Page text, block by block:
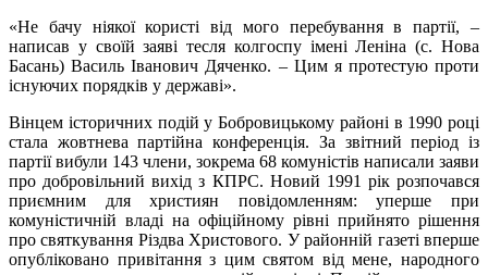
«Не бачу ніякої користі від мого перебування в партії, –
написав у своїй заяві тесля колгоспу імені Леніна (с. Нова
Басань) Василь Іванович Дяченко. – Цим я протестую проти
існуючих порядків у державі».
Вінцем історичних подій у Бобровицькому районі в 1990 році
стала жовтнева партійна конференція. За звітний період із
партії вибули 143 члени, зокрема 68 комуністів написали заяви
про добровільний вихід з КПРС. Новий 1991 рік розпочався
приємним для християн повідомленням: уперше при
комуністичній владі на офіційному рівні прийнято рішення
про святкування Різдва Христового. У районній газеті вперше
опубліковано привітання з цим святом від мене, народного